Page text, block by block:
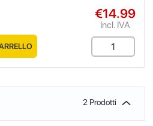
€14.99
Incl. IVA
2 Prodotti